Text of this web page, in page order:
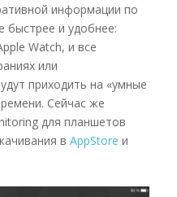
информации по
и удобнее:
Watch, и все
или
приходить на «умные
Сейчас же
для планшетов
в AppStore и